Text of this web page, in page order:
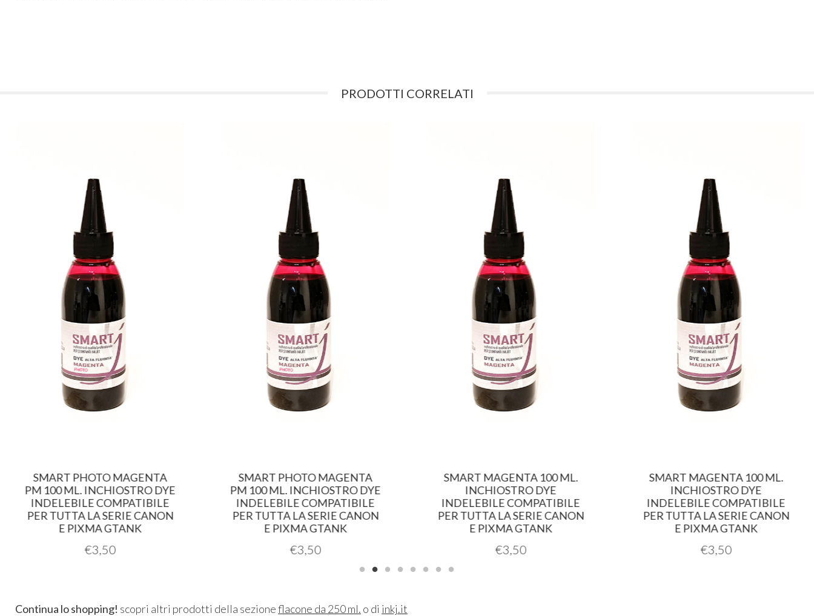
PRODOTTI CORRELATI
SMART PHOTO MAGENTA
PM 100 ML. INCHIOSTRO DYE
INDELEBILE COMPATIBILE
PER TUTTA LA SERIE CANON
E PIXMA GTANK
€3,50
SMART PHOTO MAGENTA
PM 100 ML. INCHIOSTRO DYE
INDELEBILE COMPATIBILE
PER TUTTA LA SERIE CANON
E PIXMA GTANK
€3,50
SMART MAGENTA 100 ML.
INCHIOSTRO DYE
INDELEBILE COMPATIBILE
PER TUTTA LA SERIE CANON
E PIXMA GTANK
€3,50
SMART MAGENTA 100 ML.
INCHIOSTRO DYE
INDELEBILE COMPATIBILE
PER TUTTA LA SERIE CANON
E PIXMA GTANK
€3,50
Continua lo shopping! scopri altri prodotti della sezioneflacone da 250 ml. o di inkj.it